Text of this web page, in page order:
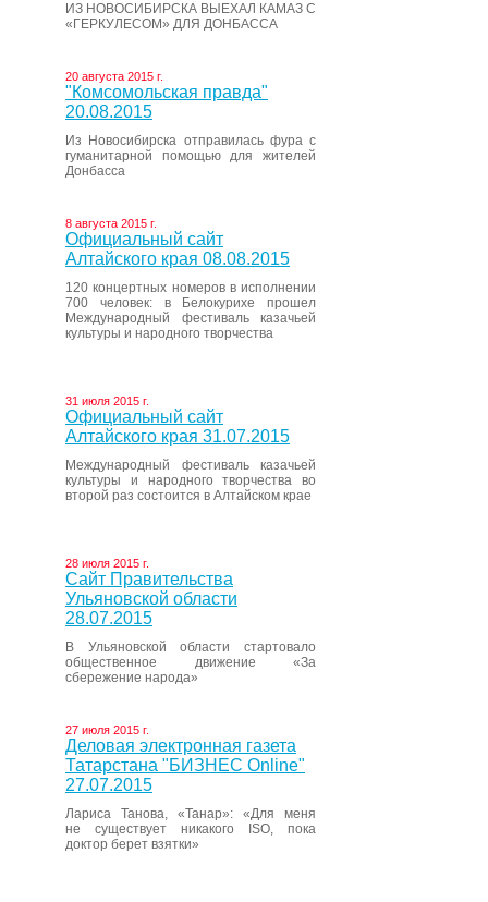
ИЗ НОВОСИБИРСКА ВЫЕХАЛ КАМАЗ С
«ГЕРКУЛЕСОМ» ДЛЯ ДОНБАССА
20 августа 2015 г.
"Комсомольская правда"
20.08.2015
Из Новосибирска отправилась фура с
гуманитарной помощью для жителей
Донбасса
8 августа 2015 г.
Официальный сайт
Алтайского края 08.08.2015
120 концертных номеров в исполнении
700 человек: в Белокурихе прошел
Международный фестиваль казачьей
культуры и народного творчества
31 июля 2015 г.
Официальный сайт
Алтайского края 31.07.2015
Международный фестиваль казачьей
культуры и народного творчества во
второй раз состоится в Алтайском крае
28 июля 2015 г.
Сайт Правительства
Ульяновской области
28.07.2015
В Ульяновской области стартовало
общественное движение «За
сбережение народа»
27 июля 2015 г.
Деловая электронная газета
Татарстана "БИЗНЕС Online"
27.07.2015
Лариса Танова, «Танар»: «Для меня
не существует никакого ISO, пока
доктор берет взятки»